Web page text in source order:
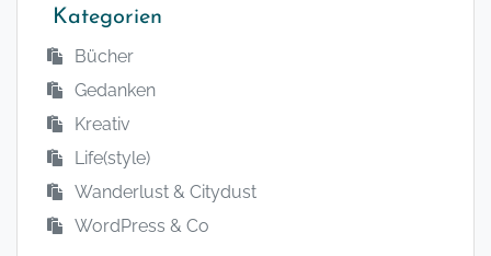
Kategorien
Bücher
Gedanken
Kreativ
Life(style)
Wanderlust & Citydust
WordPress & Co